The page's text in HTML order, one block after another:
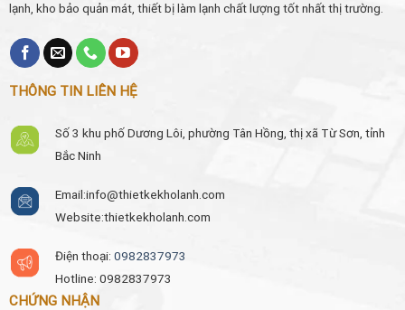
lạnh, kho bảo quản mát, thiết bị làm lạnh chất lượng tốt nhất thị trường.
THÔNG TIN LIÊN HỆ
Số 3 khu phố Dương Lôi, phường Tân Hồng, thị xã Từ Sơn, tỉnh
Bắc Ninh
Email:info@thietkekholanh.com
Website:thietkekholanh.com
Điện thoại: 0982837973
Hotline: 0982837973
CHỨNG NHẬN